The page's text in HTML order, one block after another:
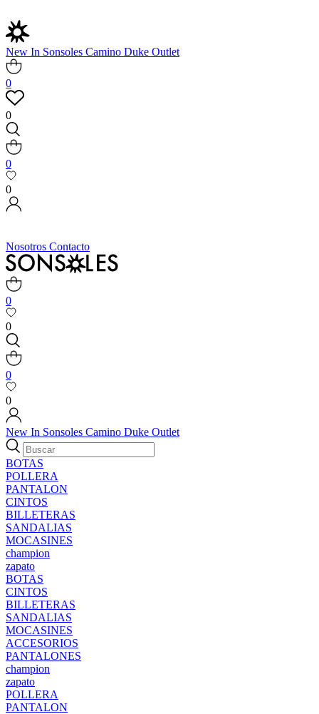
New In Sonsoles Camino Duke Outlet
0
0
0
0
Nosotros Contacto
0
0
0
0
New In Sonsoles Camino Duke Outlet
BOTAS
POLLERA
PANTALON
CINTOS
BILLETERAS
SANDALIAS
MOCASINES
champion
zapato
BOTAS
CINTOS
BILLETERAS
SANDALIAS
MOCASINES
ACCESORIOS
PANTALONES
champion
zapato
POLLERA
PANTALON